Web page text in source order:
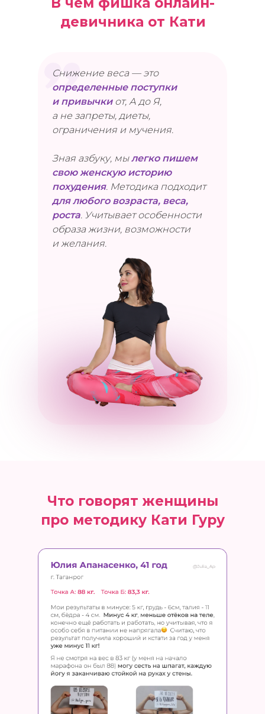
девичника от Кати
Снижение веса — это
определенные поступки
и привычкиот, А до Я,
а не запреты, диеты,
ограничения и мучения.
Зная азбуку, мылегко пишем
свою женскую историю
похудения. Методика подходит
для любого возраста, веса,
роста. Учитывает особенности
образа жизни, возможности
и желания.
Что говорят женщины
про методику Кати Гуру